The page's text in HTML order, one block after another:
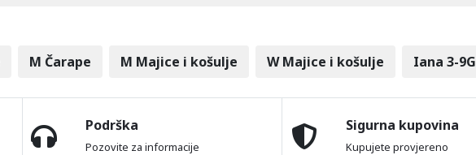
M Čarape M Majice i košulje W Majice i košulje Iana 3-9G
Podrška
Pozovite za informacije
Sigurna kupovina
Kupujete provjereno